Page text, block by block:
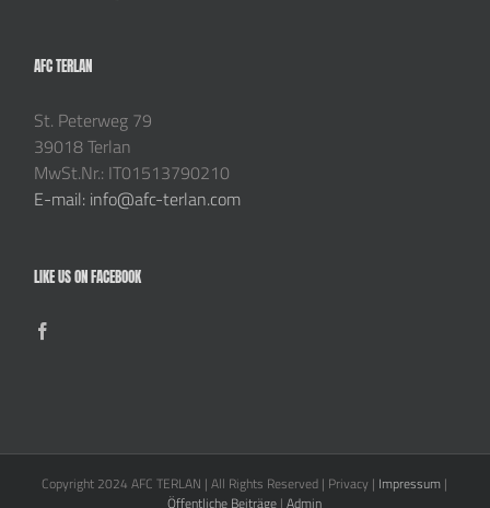
AFC TERLAN
St. Peterweg 79
39018 Terlan
MwSt.Nr.: IT01513790210
E-mail: info@afc-terlan.com
LIKE US ON FACEBOOK
Copyright 2024 AFC TERLAN | All Rights Reserved | Privacy | Impressum |
Öffentliche Beiträge |Admin